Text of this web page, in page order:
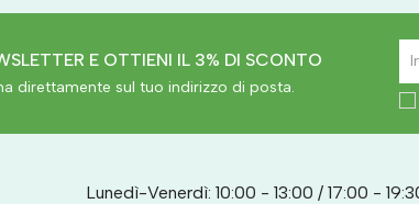
E OTTIENI IL 3% DI SCONTO
direttamente sul tuo indirizzo di posta.
Lunedì-Venerdì: 10:00 - 13:00 / 17:00 -